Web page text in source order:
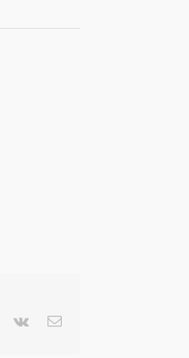
Pinterest
Vk Email